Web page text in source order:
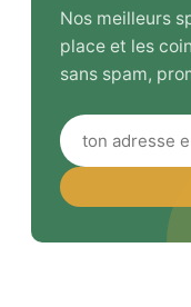
Nos meilleurs
place et les
sans spam,